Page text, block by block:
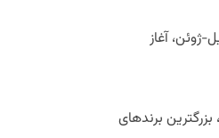
سه ماهه آوریل-ژوئن، آغاز
برند‌های